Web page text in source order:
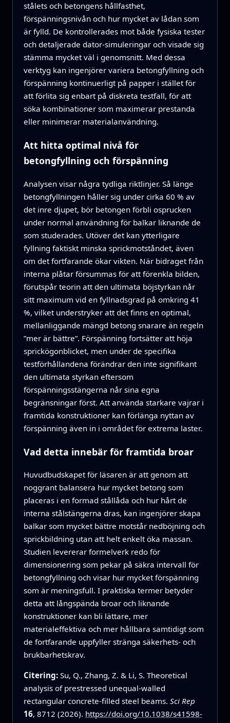
stålets och betongens hållfasthet,
förspänningsnivån och hur mycket av lådan som
är fylld. De kontrollerades mot både fysiska tester
och detaljerade dator-simuleringar och visade sig
stämma mycket väl i genomsnitt. Med dessa
verktyg kan ingenjörer variera betongfyllning och
förspänning kontinuerligt på papper i stället för
att förlita sig enbart på diskreta testfall, för att
söka kombinationer som maximerar prestanda
eller minimerar materialanvändning.
Att hitta optimal nivå för
betongfyllning och förspänning
Analysen visar några tydliga riktlinjer. Så länge
betongfyllningen håller sig under cirka 60 % av
det inre djupet, bör betongen förbli osprucken
under normal användning för balkar liknande de
som studerades. Utöver det kan ytterligare
fyllning faktiskt minska sprickmotståndet, även
om det fortfarande ökar vikten. När bidraget från
interna plåtar försummas för att förenkla bilden,
förutspår teorin att den ultimata böjstyrkan når
sitt maximum vid en fyllnadsgrad på omkring 41
%, vilket understryker att det finns en optimal,
mellanliggande mängd betong snarare än regeln
”mer är bättre”. Förspänning fortsätter att höja
sprickögonblicket, men under de specifika
testförhållandena förändrar den inte signifikant
den ultimata styrkan eftersom
förspänningsstängerna når sina egna
begränsningar först. Att använda starkare vajrar i
framtida konstruktioner kan förlänga nyttan av
förspänning även in i området för extrema laster.
Vad detta innebär för framtida broar
Huvudbudskapet för läsaren är att genom att
noggrant balansera hur mycket betong som
placeras i en formad stållåda och hur hårt de
interna stålstängerna dras, kan ingenjörer skapa
balkar som mycket bättre motstår nedböjning och
sprickbildning utan att helt enkelt öka massan.
Studien levererar formelverk redo för
dimensionering som pekar på säkra intervall för
betongfyllning och visar hur mycket förspänning
som är meningsfull. I praktiska termer betyder
detta att långspända broar och liknande
konstruktioner kan bli lättare, mer
materialeffektiva och mer hållbara samtidigt som
de fortfarande uppfyller stränga säkerhets- och
brukbarhetskrav.
Citering: Su, Q., Zhang, Z. & Li, S. Theoretical
analysis of prestressed unequal-walled
rectangular concrete-filled steel beams. Sci Rep
16, 8712 (2026). https://doi.org/10.1038/s41598-